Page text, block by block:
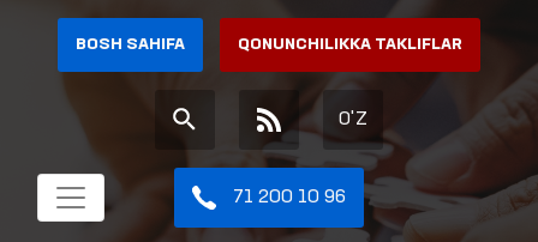
BOSH SAHIFA QONUNCHILIKKA TAKLIFLAR
O'Z
71 200 10 96